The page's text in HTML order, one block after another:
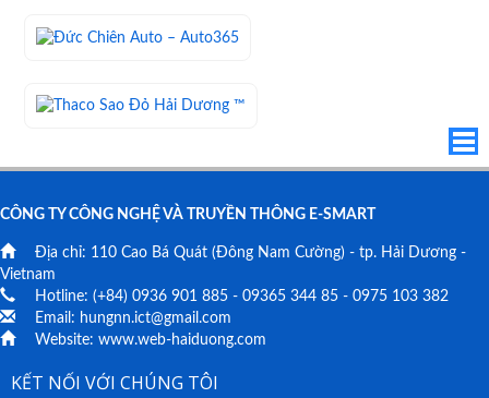
CÔNG TY CÔNG NGHỆ VÀ TRUYỀN THÔNG E-SMART
Địa chỉ: 110 Cao Bá Quát (Đông Nam Cường) - tp. Hải Dương -
Vietnam
Hotline: (+84) 0936 901 885 - 09365 344 85 - 0975 103 382
Email: hungnn.ict@gmail.com
Website: www.web-haiduong.com
KẾT NỐI VỚI CHÚNG TÔI